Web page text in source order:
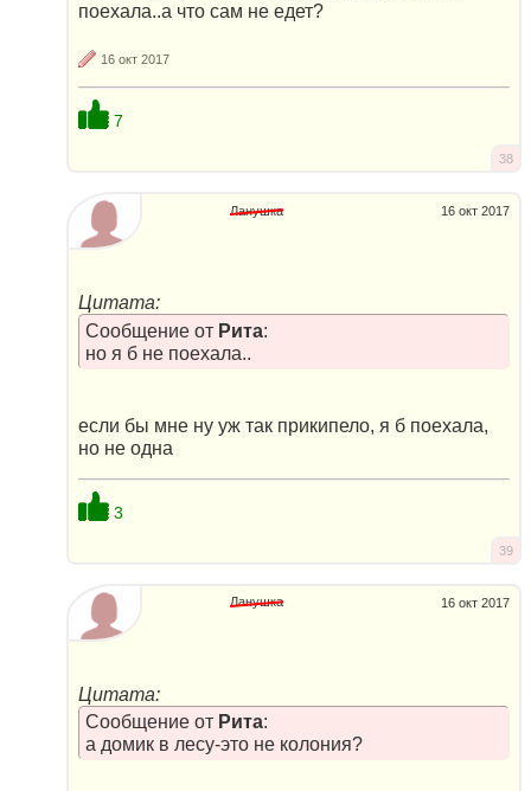
поехала..а что сам не едет?
16 окт 2017
7
38
16 окт 2017
Ланушка
Цитата:
Сообщение от Рита:
но я б не поехала..
если бы мне ну уж так прикипело, я б поехала,
но не одна
3
39
16 окт 2017
Ланушка
Цитата:
Сообщение от Рита:
а домик в лесу-это не колония?